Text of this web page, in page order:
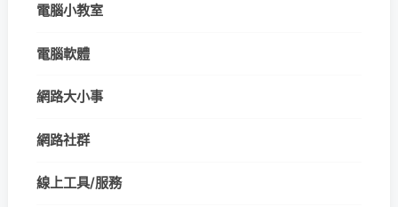
電腦小教室
電腦軟體
網路大小事
網路社群
線上工具/服務